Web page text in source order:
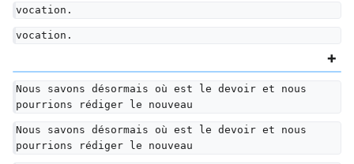
vocation.
vocation.
Nous savons désormais où est le devoir et nous
pourrions rédiger le nouveau
Nous savons désormais où est le devoir et nous
pourrions rédiger le nouveau